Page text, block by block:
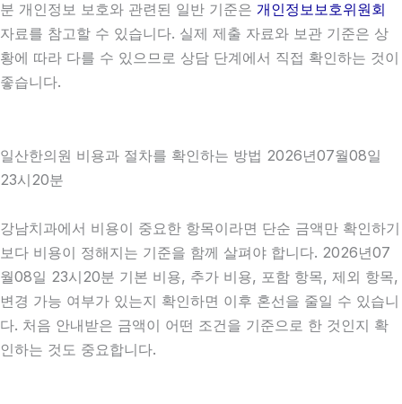
분 개인정보 보호와 관련된 일반 기준은 개인정보보호위원회
자료를 참고할 수 있습니다. 실제 제출 자료와 보관 기준은 상
황에 따라 다를 수 있으므로 상담 단계에서 직접 확인하는 것이
좋습니다.
일산한의원 비용과 절차를 확인하는 방법 2026년07월08일
23시20분
강남치과에서 비용이 중요한 항목이라면 단순 금액만 확인하기
보다 비용이 정해지는 기준을 함께 살펴야 합니다. 2026년07
월08일 23시20분 기본 비용, 추가 비용, 포함 항목, 제외 항목,
변경 가능 여부가 있는지 확인하면 이후 혼선을 줄일 수 있습니
다. 처음 안내받은 금액이 어떤 조건을 기준으로 한 것인지 확
인하는 것도 중요합니다.